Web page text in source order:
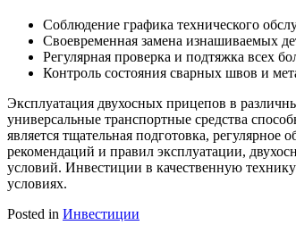
Соблюдение графика технического
Своевременная замена изнашиваемых
Регулярная проверка и подтяжка всех
Контроль состояния сварных швов и
Эксплуатация двухосных прицепов в
универсальные транспортные средства
является тщательная подготовка,
рекомендаций и правил эксплуатации,
условий. Инвестиции в качественную
условиях.
Posted in Инвестиции